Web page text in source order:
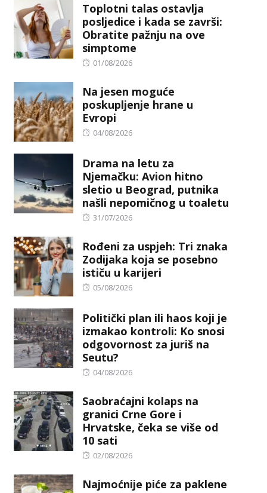
Toplotni talas ostavlja
posljedice i kada se završi:
Obratite pažnju na ove
simptome
Posted
01/08/2026
Na jesen moguće
poskupljenje hrane u
Evropi
Posted
04/08/2026
Drama na letu za
Njemačku: Avion hitno
sletio u Beograd, putnika
našli nepomičnog u toaletu
Posted
31/07/2026
Rođeni za uspjeh: Tri znaka
Zodijaka koja se posebno
ističu u karijeri
Posted
05/08/2026
Politički plan ili haos koji je
izmakao kontroli: Ko snosi
odgovornost za juriš na
Seutu?
Posted
04/08/2026
Saobraćajni kolaps na
granici Crne Gore i
Hrvatske, čeka se više od
10 sati
Posted
02/08/2026
Najmoćnije piće za paklene